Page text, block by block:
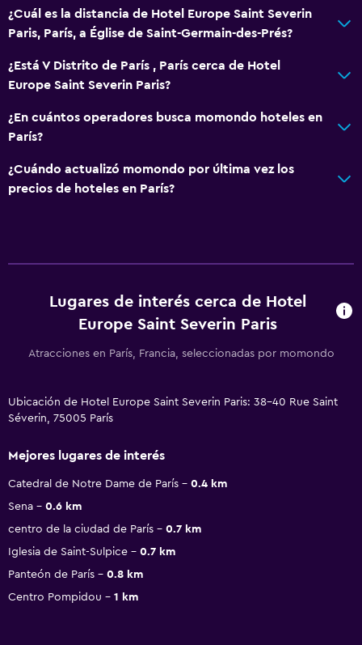
¿Cuál es la distancia de Hotel Europe Saint Severin
Paris, París, a Église de Saint-Germain-des-Prés?
¿Está V Distrito de París , París cerca de Hotel
Europe Saint Severin Paris?
¿En cuántos operadores busca momondo hoteles en
París?
¿Cuándo actualizó momondo por última vez los
precios de hoteles en París?
Lugares de interés cerca de Hotel
Europe Saint Severin Paris
Atracciones en París, Francia, seleccionadas por momondo
Ubicación de Hotel Europe Saint Severin Paris: 38-40 Rue Saint
Séverin, 75005 París
Mejores lugares de interés
Catedral de Notre Dame de París
0.4 km
Sena
0.6 km
centro de la ciudad de París
0.7 km
Iglesia de Saint-Sulpice
0.7 km
Panteón de París
0.8 km
Centro Pompidou
1 km